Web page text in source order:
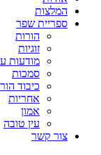
המלצות
ספריית שפר
הורות
זוגיות
מודעות
סמכות
כיבוד
אחריות
אמון
עין טובה
צור קשר